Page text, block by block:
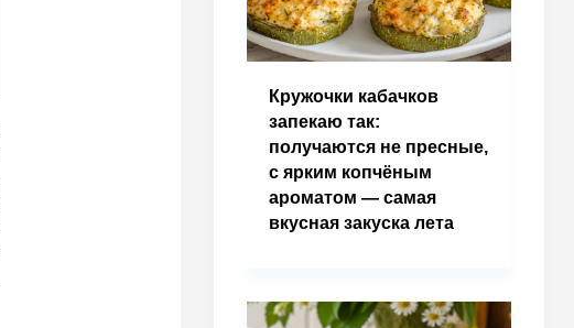
Кружочки кабачков
запекаю так:
получаются не пресные,
с ярким копчёным
ароматом — самая
вкусная закуска лета